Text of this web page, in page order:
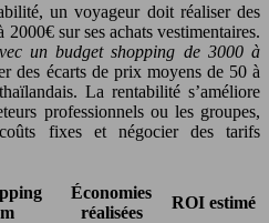
un voyageur doit réaliser des
sur ses achats vestimentaires.
un budget shopping de 3000 à
des écarts de prix moyens de 50 à
La rentabilité s’améliore
professionnels ou les groupes,
fixes et négocier des tarifs
Économies
réalisées
ROI estimé